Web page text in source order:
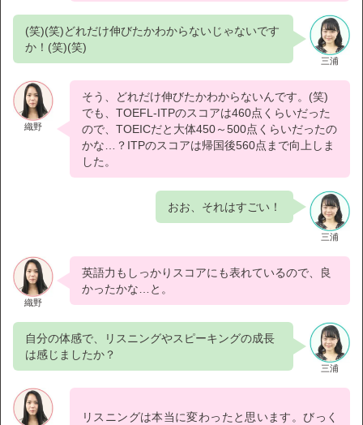
三浦
(笑)(笑)どれだけ伸びたかわからないじゃないです
か！(笑)(笑)
織野
そう、どれだけ伸びたかわからないんです。(笑)
でも、TOEFL-ITPのスコアは460点くらいだった
ので、TOEICだと大体450～500点くらいだったの
かな…？ITPのスコアは帰国後560点まで向上しま
した。
三浦
おお、それはすごい！
織野
英語力もしっかりスコアにも表れているので、良
かったかな…と。
三浦
自分の体感で、リスニングやスピーキングの成長
は感じましたか？
リスニングは本当に変わったと思います。びっく